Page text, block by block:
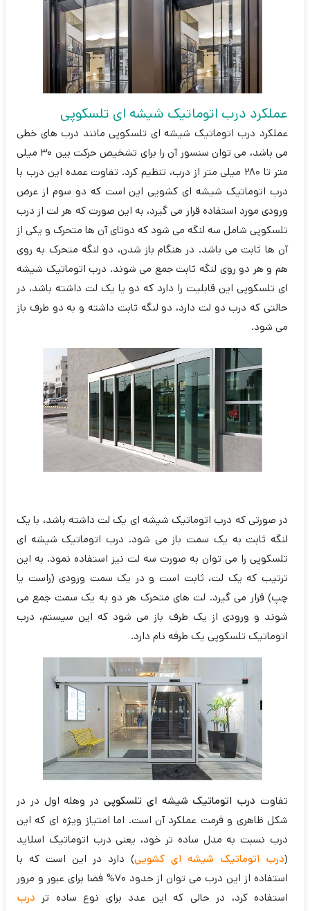
عملکرد درب اتوماتیک شیشه ای تلسکوپی
عملکرد درب اتوماتیک شیشه ای تلسکوپی مانند درب های خطی
می باشد، می توان سنسور آن را برای تشخیص حرکت بین 30 میلی
متر تا 280 میلی متر از درب، تنظیم کرد. تفاوت عمده این درب با
درب اتوماتیک شیشه ای کشویی این است که دو سوم از عرض
ورودی مورد استفاده قرار می گیرد، به این صورت که هر لت از درب
تلسکوپی شامل سه لنگه می شود که دوتای آن ها متحرک و یکی از
آن ها ثابت می باشد. در هنگام باز شدن، دو لنگه متحرک به روی
هم و هر دو روی لنگه ثابت جمع می شوند. درب اتوماتیک شیشه
ای تلسکوپی این قابلیت را دارد که دو یا یک لت داشته باشد، در
حالتی که درب دو لت دارد، دو لنگه ثابت داشته و به دو طرف باز
می شود.
در صورتی که درب اتوماتیک شیشه ای یک لت داشته باشد، با یک
لنگه ثابت به یک سمت باز می شود. درب اتوماتیک شیشه ای
تلسکوپی را می توان به صورت سه لت نیز استفاده نمود. به این
ترتیب که یک لت، ثابت است و در یک سمت ورودی (راست یا
چپ) قرار می گیرد. لت های متحرک هر دو به یک سمت جمع می
شوند و ورودی از یک طرف باز می شود که این سیستم، درب
اتوماتیک تلسکوپی یک طرفه نام دارد.
تفاوت درب اتوماتیک شیشه ای تلسکوپی در وهله اول در در
شکل ظاهری و فرمت عملکرد آن است. اما امتیاز ویژه ای که این
درب نسبت به مدل ساده تر خود، یعنی درب اتوماتیک اسلاید
(درب اتوماتیک شیشه ای کشویی) دارد در این است که با
استفاده از این درب می توان از حدود 70% فضا برای عبور و مرور
استفاده کرد، در حالی که این عدد برای نوع ساده تر درب